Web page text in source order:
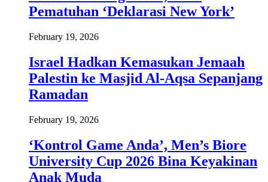
Pematuhan ‘Deklarasi New York’
February 19, 2026
Israel Hadkan Kemasukan Jemaah
Palestin ke Masjid Al-Aqsa Sepanjang
Ramadan
February 19, 2026
‘Kontrol Game Anda’, Men’s Biore
University Cup 2026 Bina Keyakinan
Anak Muda